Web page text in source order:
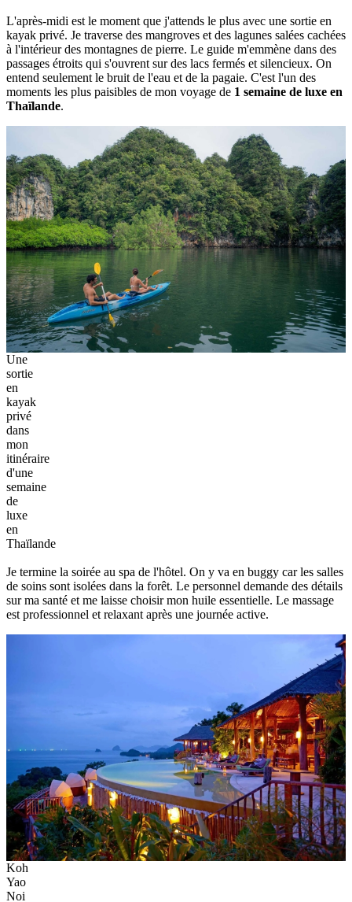
L'après-midi est le moment que j'attends le plus avec une sortie en
kayak privé. Je traverse des mangroves et des lagunes salées cachées
à l'intérieur des montagnes de pierre. Le guide m'emmène dans des
passages étroits qui s'ouvrent sur des lacs fermés et silencieux. On
entend seulement le bruit de l'eau et de la pagaie. C'est l'un des
moments les plus paisibles de mon voyage de 1 semaine de luxe en
Thaïlande.
Une
sortie
en
kayak
privé
dans
mon
itinéraire
d'une
semaine
de
luxe
en
Thaïlande
Je termine la soirée au spa de l'hôtel. On y va en buggy car les salles
de soins sont isolées dans la forêt. Le personnel demande des détails
sur ma santé et me laisse choisir mon huile essentielle. Le massage
est professionnel et relaxant après une journée active.
Koh
Yao
Noi